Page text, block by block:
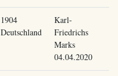
1904
Deutschland
Karl-
Friedrichs
Marks
04.04.2020